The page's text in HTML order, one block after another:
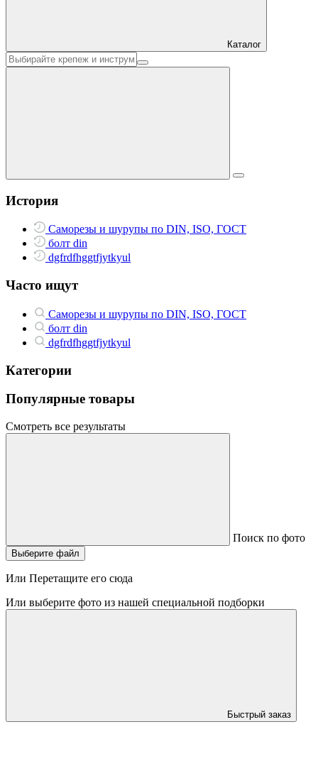
Каталог
История
Саморезы и шурупы по DIN, ISO, ГОСТ
болт din
dgfrdfhggtfjytkyul
Часто ищут
Саморезы и шурупы по DIN, ISO, ГОСТ
болт din
dgfrdfhggtfjytkyul
Категории
Популярные товары
Смотреть все результаты
Поиск по фото
Выберите файл
Или Перетащите его сюда
Или выберите фото из нашей специальной подборки
Быстрый заказ